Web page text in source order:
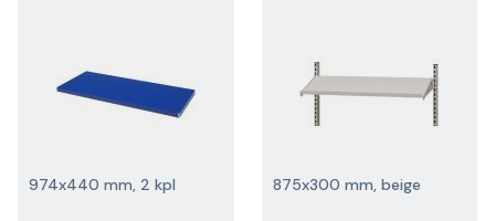
974x440 mm, 2 kpl 875x300 mm, beige